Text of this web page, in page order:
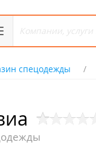
спецодежды